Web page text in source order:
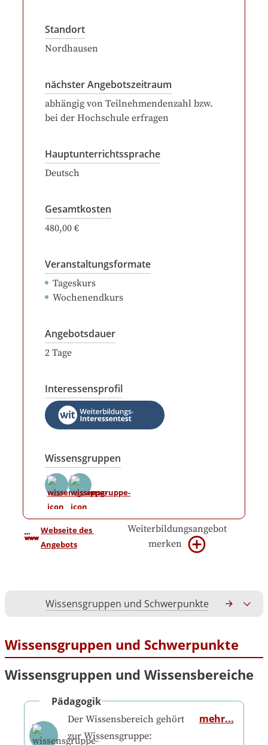
Standort
Nordhausen
nächster Angebotszeitraum
abhängig von Teilnehmendenzahl bzw.
bei der Hochschule erfragen
Hauptunterrichtssprache
Deutsch
Gesamtkosten
480,00 €
Veranstaltungsformate
Tageskurs
Wochenendkurs
Angebotsdauer
2 Tage
Interessensprofil
Wissensgruppen
Webseite des
Angebots
Weiterbildungsangebot
merken
Wissensgruppen und Schwerpunkte
Wissensgruppen und Schwerpunkte
Wissensgruppen und Wissensbereiche
Pädagogik
Der Wissensbereich gehört
zur Wissensgruppe:
mehr...